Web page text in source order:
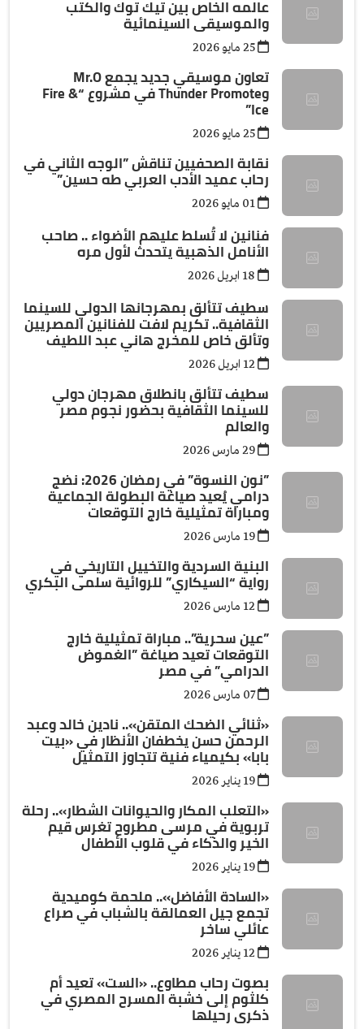
عالمه الخاص بين تيك توك والكتب
والموسيقى السينمائية
تعاون موسيقي جديد يجمع Mr.O
وThunder Promote في مشروع “Fire &
Ice”
نقابة الصحفيين تناقش ”الوجه الثاني في
رحاب عميد الأدب العربي طه حسين”
فنانين لا تُسلط عليهم الأضواء .. صاحب
الأنامل الذهبية يتحدث لأول مره
سطيف تتألق بمهرجانها الدولي للسينما
الثقافية.. تكريم لافت للفنانين المصريين
وتألق خاص للمخرج هاني عبد اللطيف
سطيف تتألق بانطلاق مهرجان دولي
للسينما الثقافية بحضور نجوم مصر
والعالم
”نون النسوة” في رمضان 2026: نضج
درامي يُعيد صياغة البطولة الجماعية
ومباراة تمثيلية خارج التوقعات
البنية السردية والتخييل التاريخي في
رواية “السيكاري” للروائية سلمى البكري
”عين سحرية”.. مباراة تمثيلية خارج
التوقعات تعيد صياغة ”الغموض
الدرامي” في مصر
07 مارس 2026
«ثنائي الضحك المتقن».. نادين خالد وعبد
الرحمن حسن يخطفان الأنظار في «بيت
بابا» بكيمياء فنية تتجاوز التمثيل
«التعلب المكار والحيوانات الشطار».. رحلة
تربوية في مرسى مطروح تغرس قيم
الخير والذكاء في قلوب الأطفال
«السادة الأفاضل».. ملحمة كوميدية
تجمع جيل العمالقة بالشباب في صراع
عائلي ساخر
بصوت رحاب مطاوع.. «الست» تعيد أم
كلثوم إلى خشبة المسرح المصري في
ذكرى رحيلها